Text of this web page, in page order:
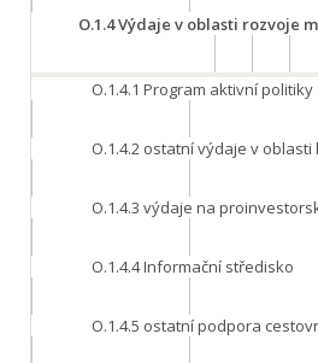
O.1.4Výdaje v oblasti rozvoje
O.1.4.1 Program aktivní politiky
O.1.4.2 ostatní výdaje v oblasti
O.1.4.3 výdaje na
O.1.4.4Informační středisko
O.1.4.5 ostatní podpora